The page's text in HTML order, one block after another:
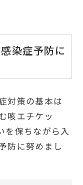
染症予防に
対策の基本は
咳エチケッ
を保ちながら入
防に努めまし